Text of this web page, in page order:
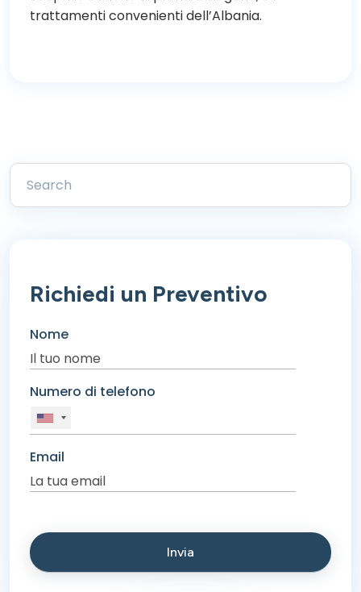
trattamenti convenienti dell’Albania.
Richiedi un Preventivo
Nome
Numero di telefono
Email